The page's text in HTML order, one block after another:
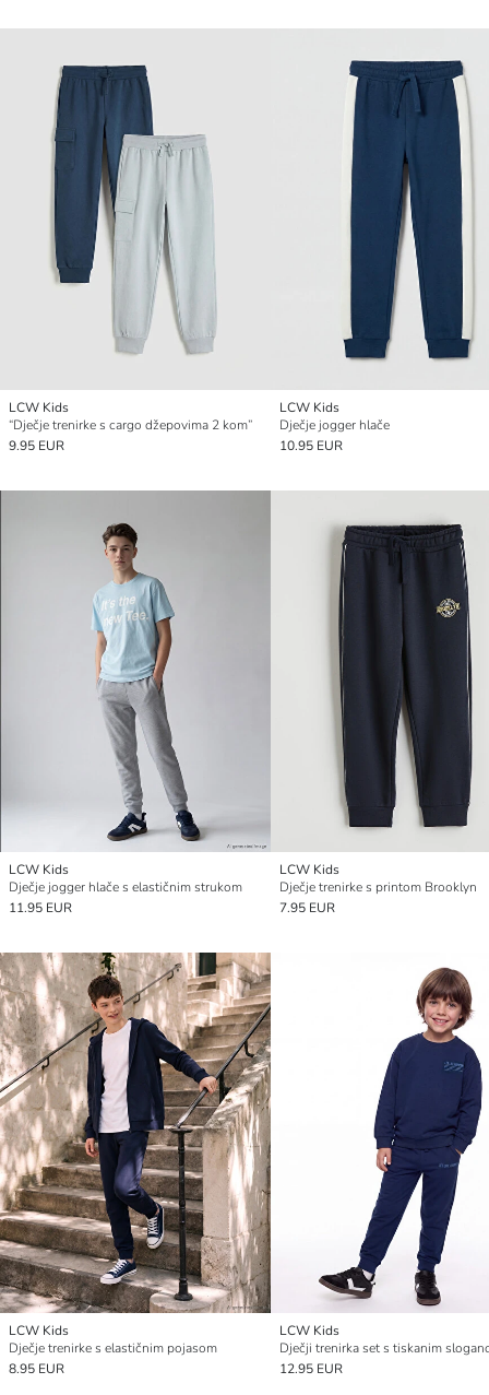
LCW Kids
“Dječje trenirke s cargo džepovima 2 kom”
9.95 EUR
LCW Kids
Dječje jogger hlače
10.95 EUR
LCW Kids
Dječje jogger hlače s elastičnim strukom
11.95 EUR
LCW Kids
Dječje trenirke s printom Brooklyn
7.95 EUR
LCW Kids
Dječje trenirke s elastičnim pojasom
8.95 EUR
LCW Kids
Dječji trenirka set s tiskanim
12.95 EUR